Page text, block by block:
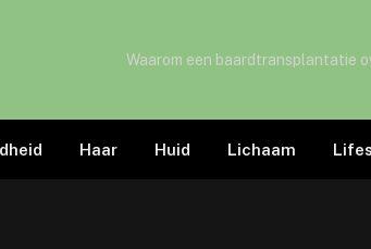
Waarom een baardtransplantatie
Haar Huid Lichaam